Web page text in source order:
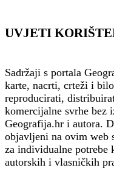
UVJETI
Sadržaji s portala
karte, nacrti, crteži i
reproducirati,
komercijalne svrhe bez
Geografija.hr i autora.
objavljeni na ovim web
za individualne potrebe
autorskih i vlasničkih